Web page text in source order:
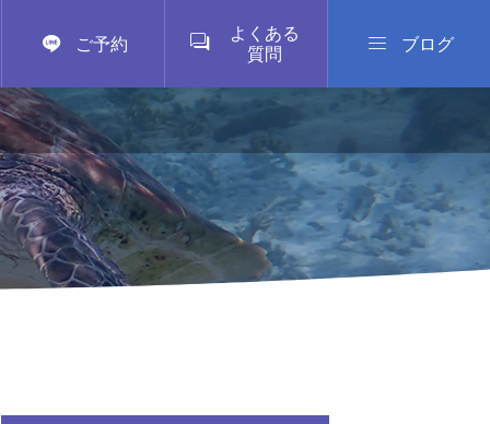
 ご予約 
よくある
質問
 ブログ